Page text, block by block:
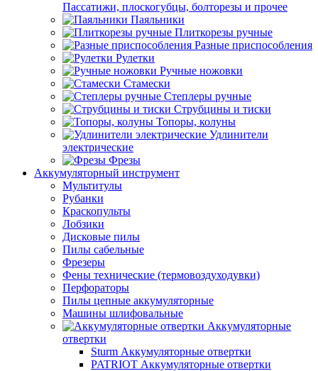
Пассатижи, плоскогубцы, болторезы и прочее
Паяльники
Плиткорезы ручные
Разные приспособления
Рулетки
Ручные ножовки
Стамески
Степлеры ручные
Струбцины и тиски
Топоры, колуны
Удлинители
электрические
Фрезы
Аккумуляторный инструмент
Мультитулы
Рубанки
Краскопульты
Лобзики
Дисковые пилы
Пилы сабельные
Фрезеры
Фены технические (термовоздуходувки)
Перфораторы
Пилы цепные аккумуляторные
Машины шлифовальные
Аккумуляторные
отвертки
Sturm Аккумуляторные отвертки
PATRIOT Аккумуляторные отвертки